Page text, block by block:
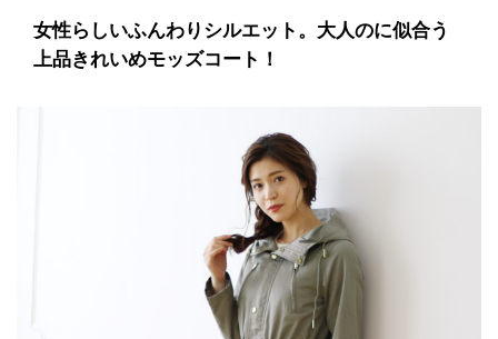
女性らしいふんわりシルエット。大人のに似合う
上品きれいめモッズコート！